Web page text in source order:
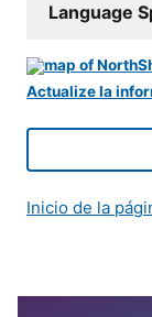
Language
Actualize la
Inicio de la